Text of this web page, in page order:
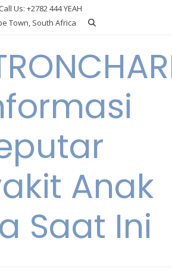
Call Us: +2782 444 YEAH
Town, South Africa
Anak
Saat Ini